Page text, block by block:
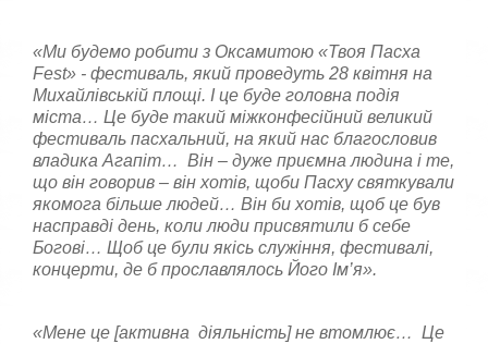
«Ми будемо робити з Оксамитою «Твоя Пасха
Fest» - фестиваль, який проведуть 28 квітня на
Михайлівській площі. І це буде головна подія
міста… Це буде такий міжконфесійний великий
фестиваль пасхальний, на який нас благословив
владика Агапіт… Він – дуже приємна людина і те,
що він говорив – він хотів, щоби Пасху святкували
якомога більше людей… Він би хотів, щоб це був
насправді день, коли люди присвятили б себе
Богові… Щоб це були якісь служіння, фестивалі,
концерти, де б прославлялось Його Ім’я».
«Мене це [активна діяльність]не втомлює… Це